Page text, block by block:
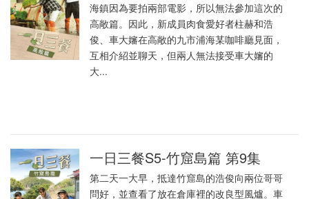
海鎮因為要拍兩部電影，所以無法參加這次的
高敞篇。因此，新成員肉食愛好者柱赫和浩
俊、車大嬸在高敞的九市浦海某咖啡廳見面，
互相介紹並聊天，但兩人無法接受車大嬸的
大...
一日三餐S5-竹窟島篇 第9集
第二天一大早，抵達竹窟島的浩俊向兩位哥哥
問好，並查看了放在倉庫裡的改良型風爐。車